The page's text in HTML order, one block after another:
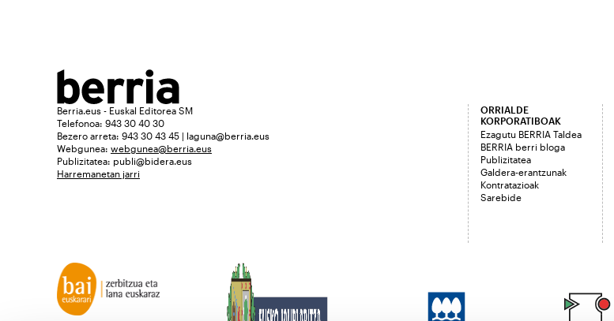
Berria.eus - Euskal Editorea SM
Telefonoa: 943 30 40 30
Bezero arreta: 943 30 43 45 | laguna@berria.eus
Webgunea: webgunea@berria.eus
Publizitatea: publi@bidera.eus
Harremanetan jarri
ORRIALDE
KORPORATIBOAK
Ezagutu BERRIA Taldea
BERRIA berri bloga
Publizitatea
Galdera-erantzunak
Kontratazioak
Sarebide